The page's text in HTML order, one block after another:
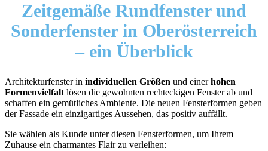
Zeitgemäße Rundfenster und
Sonderfenster in Oberösterreich
– ein Überblick
Architekturfenster in individuellen Größen und einerhohen
Formenvielfalt lösen die gewohnten rechteckigen Fenster ab und
schaffen ein gemütliches Ambiente. Die neuen Fensterformen geben
der Fassade ein einzigartiges Aussehen, das positiv auffällt.
Sie wählen als Kunde unter diesen Fensterformen, um Ihrem
Zuhause ein charmantes Flair zu verleihen: